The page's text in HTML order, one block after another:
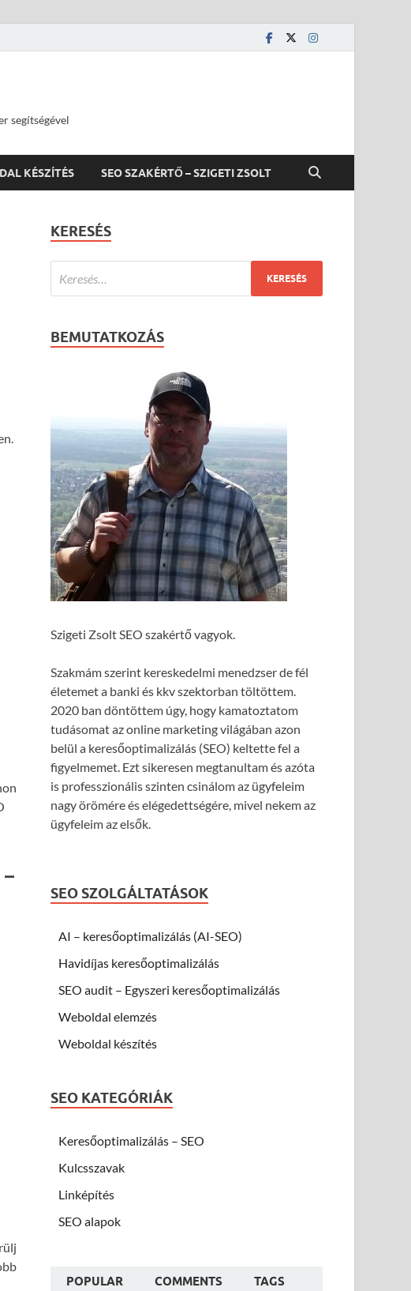
segítségével
KÉSZÍTÉS SEO SZAKÉRTŐ – SZIGETI ZSOLT
KERESÉS
BEMUTATKOZÁS
Szigeti Zsolt SEO szakértő vagyok.
Szakmám szerint kereskedelmi menedzser de fél
életemet a banki és kkv szektorban töltöttem.
2020 ban döntöttem úgy, hogy kamatoztatom
tudásomat az online marketing világában azon
belül a keresőoptimalizálás (SEO) keltette fel a
figyelmemet. Ezt sikeresen megtanultam és azóta
is professzionális szinten csinálom az ügyfeleim
nagy örömére és elégedettségére, mivel nekem az
ügyfeleim az elsők.
SEO SZOLGÁLTATÁSOK
AI – keresőoptimalizálás (AI-SEO)
Havidíjas keresőoptimalizálás
SEO audit – Egyszeri keresőoptimalizálás
Weboldal elemzés
Weboldal készítés
SEO KATEGÓRIÁK
Keresőoptimalizálás – SEO
Kulcsszavak
Linképítés
SEO alapok
POPULAR COMMENTS TAGS